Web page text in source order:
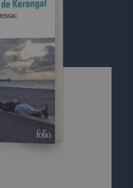
à l'Ile d'Yeu, les amis et les
Lucien Bodard...),